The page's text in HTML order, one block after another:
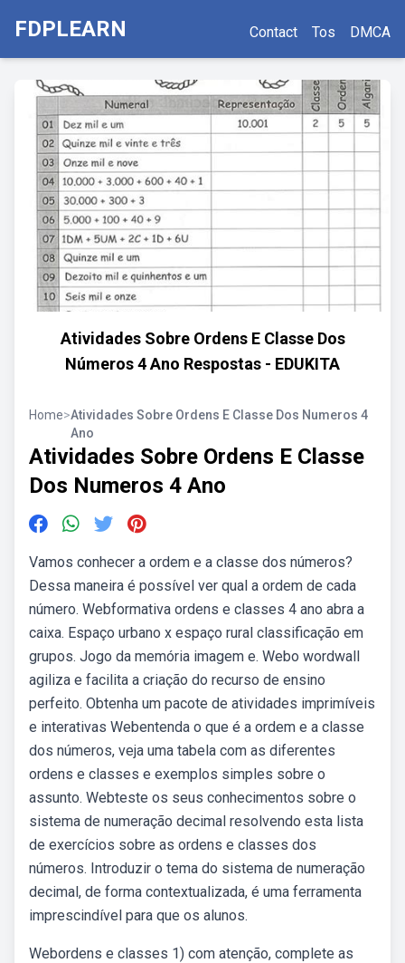
FDPLEARN Contact Tos DMCA
Atividades Sobre Ordens E Classe Dos
Números 4 Ano Respostas - EDUKITA
Home>Atividades Sobre Ordens E Classe Dos Numeros 4
Ano
Atividades Sobre Ordens E Classe
Dos Numeros 4 Ano
Vamos conhecer a ordem e a classe dos números?
Dessa maneira é possível ver qual a ordem de cada
número. Webformativa ordens e classes 4 ano abra a
caixa. Espaço urbano x espaço rural classificação em
grupos. Jogo da memória imagem e. Webo wordwall
agiliza e facilita a criação do recurso de ensino
perfeito. Obtenha um pacote de atividades imprimíveis
e interativas Webentenda o que é a ordem e a classe
dos números, veja uma tabela com as diferentes
ordens e classes e exemplos simples sobre o
assunto. Webteste os seus conhecimentos sobre o
sistema de numeração decimal resolvendo esta lista
de exercícios sobre as ordens e classes dos
números. Introduzir o tema do sistema de numeração
decimal, de forma contextualizada, é uma ferramenta
imprescindível para que os alunos.
Webordens e classes 1) com atenção, complete as